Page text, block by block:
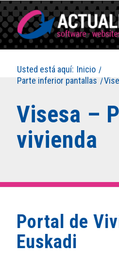
Usted está aquí: Inicio /
Parte inferior pantallas /
Visesa –
vivienda
Portal de
Euskadi